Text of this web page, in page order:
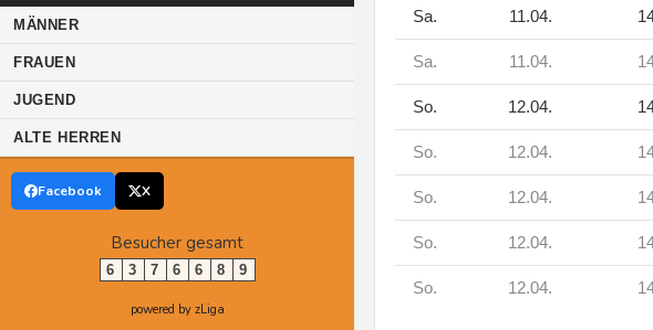
MÄNNER
FRAUEN
JUGEND
ALTE HERREN
Facebook X
Besucher gesamt
6 3 7 6 6 8 9
powered by zLiga
Sa. 11.04.
Sa. 11.04.
So. 12.04.
So. 12.04.
So. 12.04.
So. 12.04.
So. 12.04.